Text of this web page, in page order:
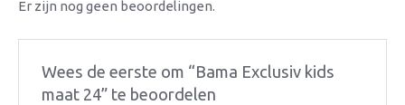
Er zijn nog geen beoordelingen.
Wees de eerste om “Bama Exclusiv kids
maat 24” te beoordelen